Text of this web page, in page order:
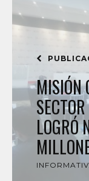
MISIÓN
LOGRÓ